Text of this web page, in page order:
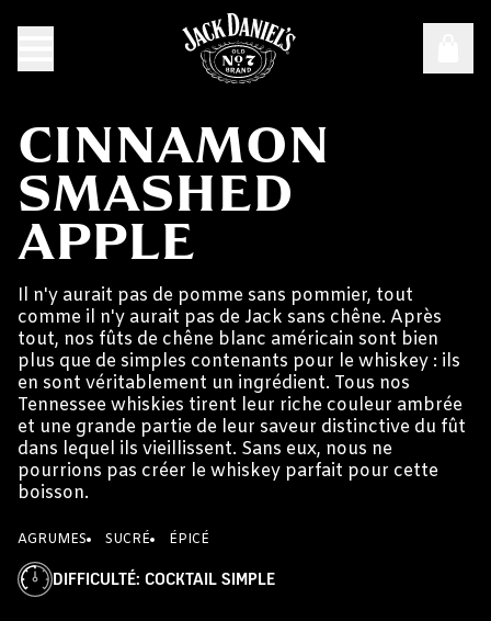
CINNAMON
SMASHED
APPLE
Il n'y aurait pas de pomme sans pommier, tout
comme il n'y aurait pas de Jack sans chêne. Après
tout, nos fûts de chêne blanc américain sont bien
plus que de simples contenants pour le whiskey : ils
en sont véritablement un ingrédient. Tous nos
Tennessee whiskies tirent leur riche couleur ambrée
et une grande partie de leur saveur distinctive du fût
dans lequel ils vieillissent. Sans eux, nous ne
pourrions pas créer le whiskey parfait pour cette
boisson.
AGRUMES SUCRÉ ÉPICÉ
DIFFICULTÉ: COCKTAIL SIMPLE